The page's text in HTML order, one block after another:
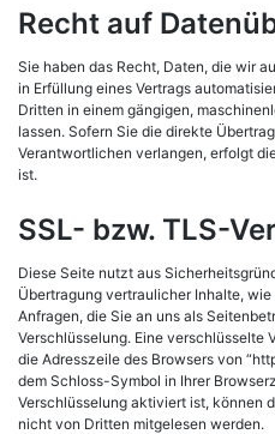
Recht auf
Sie haben das Recht, Daten, die wir
in Erfüllung eines Vertrags
Dritten in einem gängigen,
lassen. Sofern Sie die direkte
Verantwortlichen verlangen, erfolgt
ist.
SSL- bzw. TLS-
Diese Seite nutzt aus
Übertragung vertraulicher Inhalte,
Anfragen, die Sie an uns als
Verschlüsselung. Eine verschlüsselte
die Adresszeile des Browsers von
dem Schloss-Symbol in Ihrer
Verschlüsselung aktiviert ist, können
nicht von Dritten mitgelesen werden.